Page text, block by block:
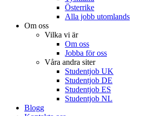
Österrike
Alla jobb utomlands
Om oss
Vilka vi är
Om oss
Jobba för oss
Våra andra siter
Studentjob UK
Studentjob DE
Studentjob ES
Studentjob NL
Blogg